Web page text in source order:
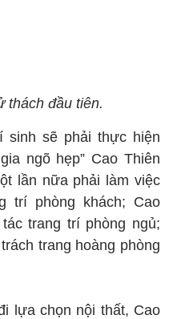
thách đầu tiên.
sinh sẽ phải thực hiện
ngõ hẹp” Cao Thiên
lần nữa phải làm việc
trí phòng khách; Cao
trang trí phòng ngủ;
trang hoàng phòng
lựa chọn nội thất, Cao